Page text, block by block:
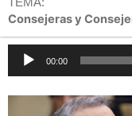
Consejeras y
Reproductor
00:00